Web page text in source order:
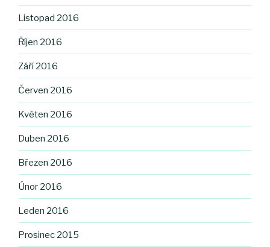
Listopad 2016
Říjen 2016
Září 2016
Červen 2016
Květen 2016
Duben 2016
Březen 2016
Únor 2016
Leden 2016
Prosinec 2015